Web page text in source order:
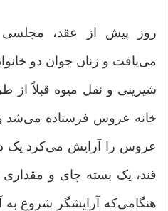
روز پیش از عقد،
مى‌یافت و زنان جوان دو
شیرینى و نقل میوه قبلاً از
خانه عروس فرستاده مى‌شد
عروس را آرایش مى‌کرد یک
قند، یک بسته چاى و
هنگامى‌که آرایشگر شروع